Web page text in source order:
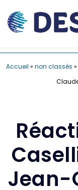
Accueil » non classés »
Jean-